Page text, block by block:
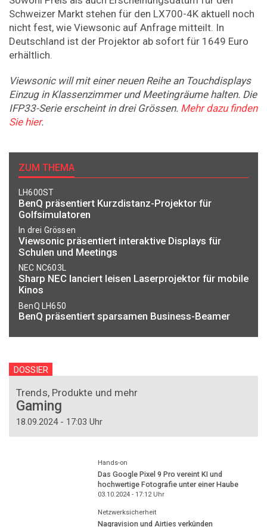
Schweizer Markt stehen für den LX700-4K aktuell noch
nicht fest, wie Viewsonic auf Anfrage mitteilt. In
Deutschland ist der Projektor ab sofort für 1649 Euro
erhältlich.
Viewsonic will mit einer neuen Reihe an Touchdisplays
Einzug in Klassenzimmer und Meetingräume halten. Die
IFP33-Serie erscheint in drei Grössen. Mehr dazu finden
Sie hier.
ZUM THEMA
LH600ST
BenQ präsentiert Kurzdistanz-Projektor für
Golfsimulatoren
In drei Grössen
Viewsonic präsentiert interaktive Displays für
Schulen und Meetings
NEC NC603L
Sharp NEC lanciert leisen Laserprojektor für mobile
Kinos
BenQ LH650
BenQ präsentiert sparsamen Business-Beamer
DOSSIER
Trends, Produkte und mehr
Gaming
18.09.2024 - 17:03 Uhr
Hands-on
Das Google Pixel 9 Pro vereint KI und
hochwertige Fotografie unter einer Haube
03.10.2024 - 17:12Uhr
Netzwerksicherheit
Nagravision und Airties verkünden